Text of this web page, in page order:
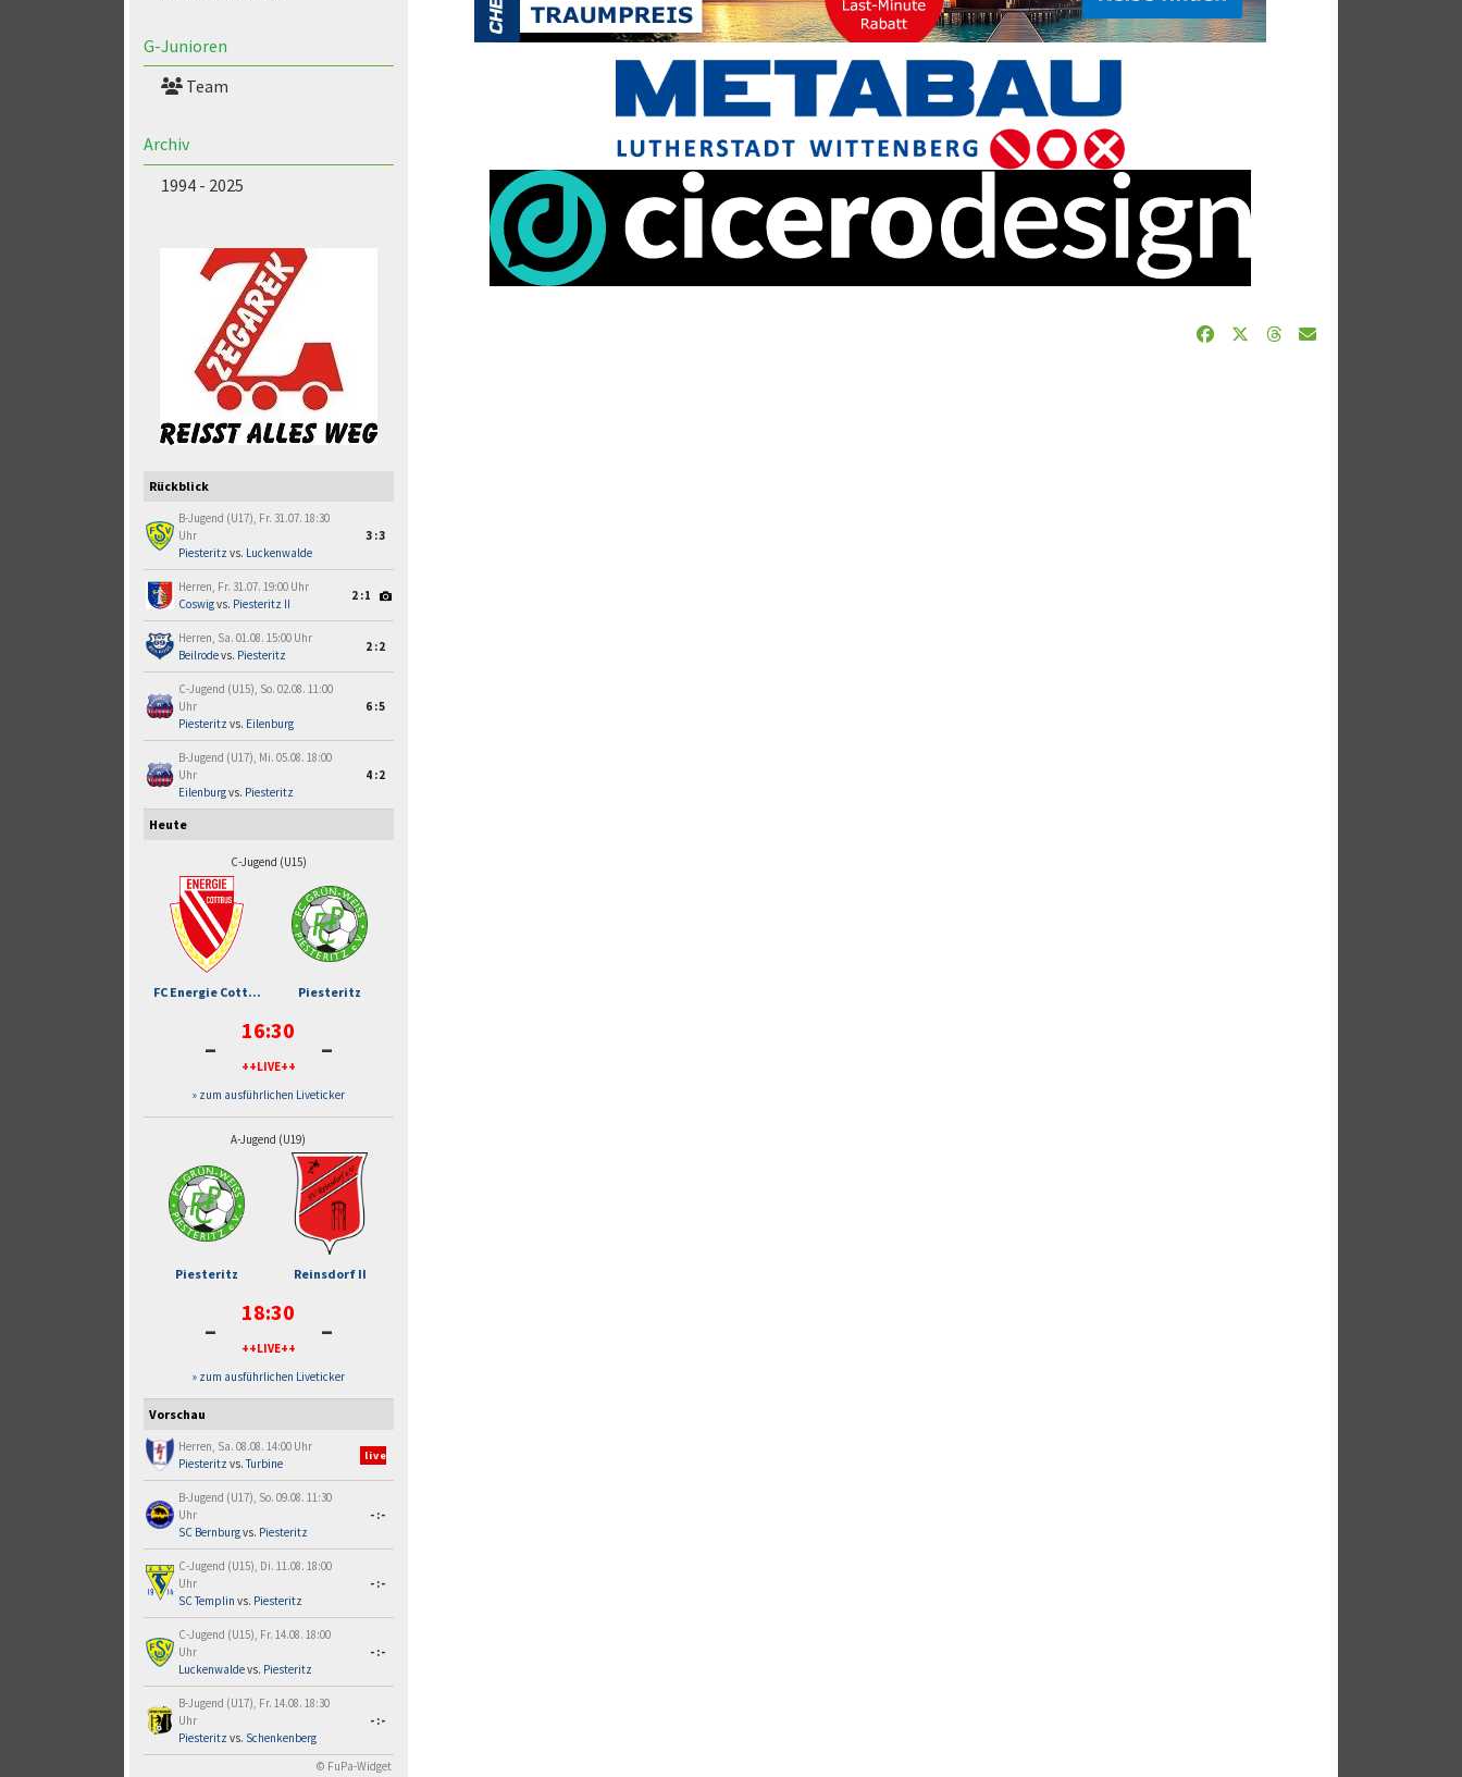
G-Junioren
Team
Archiv
1994 - 2025
Rückblick
B-Jugend (U17), Fr. 31.07. 18:30
Uhr
Piesteritz vs. Luckenwalde
3:3
Herren, Fr. 31.07. 19:00 Uhr
Coswigvs. Piesteritz II
2:1
Herren, Sa. 01.08. 15:00 Uhr
Beilrodevs. Piesteritz
2:2
C-Jugend (U15), So. 02.08. 11:00
Uhr
Piesteritz vs. Eilenburg
6:5
B-Jugend (U17), Mi. 05.08. 18:00
Uhr
Eilenburgvs. Piesteritz
4:2
Heute
C-Jugend (U15)
FC Energie Cott... Piesteritz
- 16:30
++LIVE++ -
» zum ausführlichen Liveticker
A-Jugend (U19)
Piesteritz Reinsdorf II
- 18:30
++LIVE++ -
» zum ausführlichen Liveticker
Vorschau
Herren, Sa. 08.08. 14:00 Uhr
Piesteritz vs.Turbine
live
B-Jugend (U17), So. 09.08. 11:30
Uhr
SC Bernburgvs. Piesteritz
-:-
C-Jugend (U15), Di. 11.08. 18:00
Uhr
SC Templin vs. Piesteritz
-:-
C-Jugend (U15), Fr. 14.08. 18:00
Uhr
Luckenwaldevs. Piesteritz
-:-
B-Jugend (U17), Fr. 14.08. 18:30
Uhr
Piesteritz vs. Schenkenberg
-:-
© FuPa-Widget